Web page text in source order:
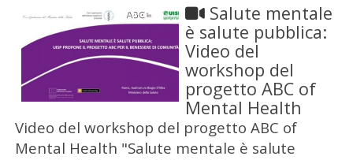
Salute mentale
è salute pubblica:
Video del
workshop del
progetto ABC of
Mental Health
Video del workshop del progetto ABC of
Mental Health "Salute mentale è salute